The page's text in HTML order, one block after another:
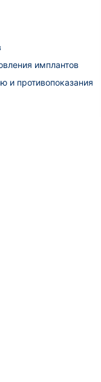
имплантов
и противопоказания